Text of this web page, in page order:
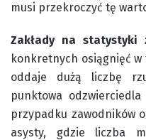
musi przekroczyć tę
Zakłady na statystyki
konkretnych osiągnięć w
oddaje dużą liczbę
punktowa
przypadku zawodników
asysty, gdzie liczba